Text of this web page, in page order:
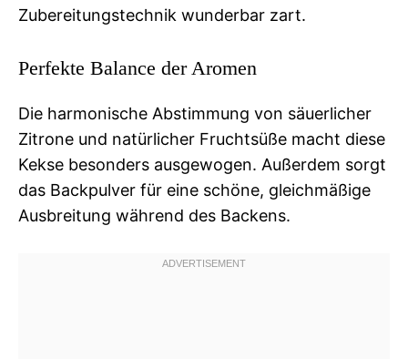
Zubereitungstechnik wunderbar zart.
Perfekte Balance der Aromen
Die harmonische Abstimmung von säuerlicher
Zitrone und natürlicher Fruchtsüße macht diese
Kekse besonders ausgewogen. Außerdem sorgt
das Backpulver für eine schöne, gleichmäßige
Ausbreitung während des Backens.